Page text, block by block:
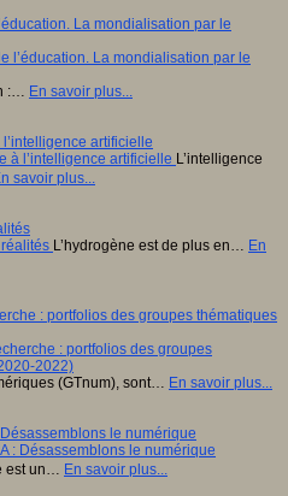
La mondialisation par le
:… En savoir plus...
artificielle
L’intelligence
savoir plus...
L’hydrogène est de plus en… En
: portfolios des groupes thématiques
(GTnum), sont… En savoir plus...
le numérique
est un… En savoir plus...